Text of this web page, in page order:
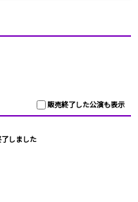
販売終了した公演も表示
しました